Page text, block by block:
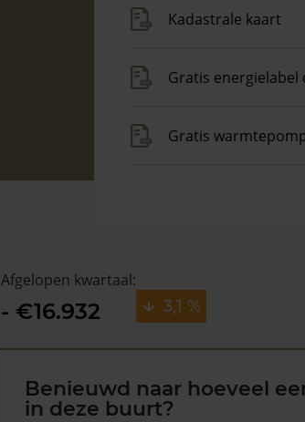
Kadastrale kaart
Gratis energielabel
Gratis
Afgelopen kwartaal:
- €16.932 3,1 %
Benieuwd naar hoeveel
in deze buurt?